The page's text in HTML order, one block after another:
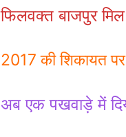
फिलवक्त बाजपुर
2017 की शिकायत
अब एक पखवाड़े में